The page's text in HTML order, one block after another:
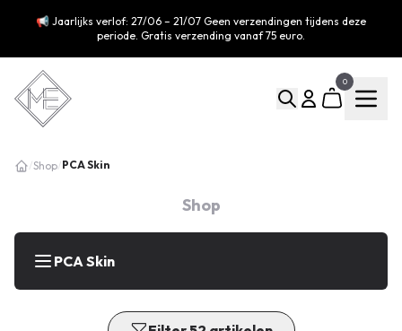
📢 Jaarlijks verlof: 27/06 – 21/07 Geen verzendingen tijdens deze
periode. Gratis verzending vanaf 75 euro.
0
/Shop/ PCA Skin
Shop
PCA Skin